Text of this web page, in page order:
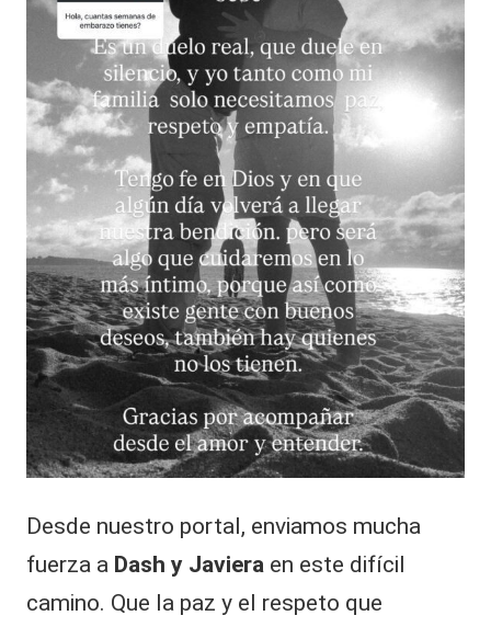
Desde nuestro portal, enviamos mucha
fuerza a Dash y Javiera en este difícil
camino. Que la paz y el respeto que